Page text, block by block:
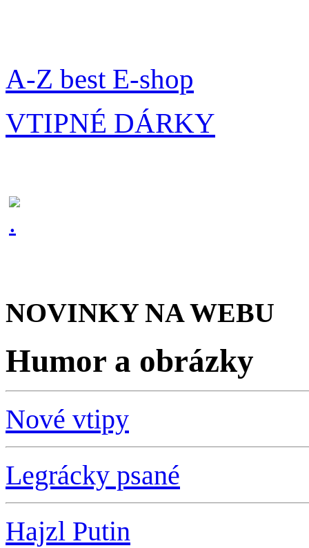
A-Z best E-shop
VTIPNÉ DÁRKY
NOVINKY NA WEBU
Humor a obrázky
Nové vtipy
Legrácky psané
Hajzl Putin